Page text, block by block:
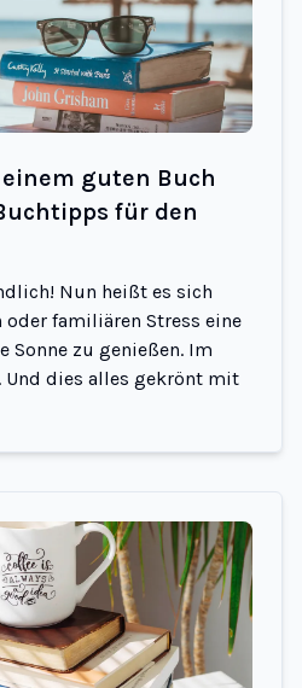
guten Buch
für den
Nun heißt es sich
familiären Stress eine
Sonne zu genießen. Im
Und dies alles gekrönt mit